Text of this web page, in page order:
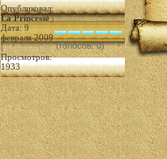
Опубликовал:
La Princesse|
Дата: 9
февраля 2009
|
Просмотров:
1933
(голосов: 0)